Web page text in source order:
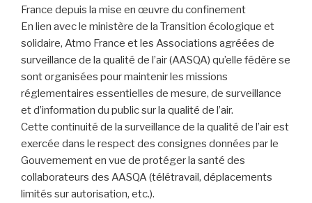
France depuis la mise en œuvre du confinement
En lien avec le ministère de la Transition écologique et
solidaire, Atmo France et les Associations agréées de
surveillance de la qualité de l’air (AASQA) qu’elle fédère se
sont organisées pour maintenir les missions
réglementaires essentielles de mesure, de surveillance
et d’information du public sur la qualité de l’air.
Cette continuité de la surveillance de la qualité de l’air est
exercée dans le respect des consignes données par le
Gouvernement en vue de protéger la santé des
collaborateurs des AASQA (télétravail, déplacements
limités sur autorisation, etc.).